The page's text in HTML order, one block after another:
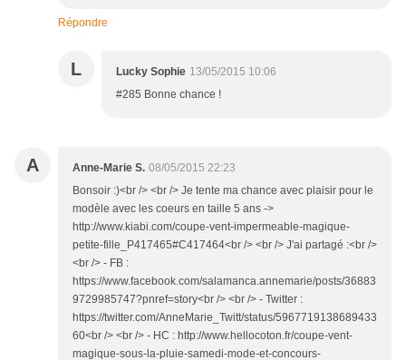
Répondre
L Lucky Sophie 13/05/2015 10:06
#285 Bonne chance !
A Anne-Marie S. 08/05/2015 22:23
Bonsoir :)<br /> <br /> Je tente ma chance avec plaisir pour le
modèle avec les coeurs en taille 5 ans ->
http://www.kiabi.com/coupe-vent-impermeable-magique-
petite-fille_P417465#C417464<br /> <br /> J'ai partagé :<br />
<br /> - FB :
https://www.facebook.com/salamanca.annemarie/posts/36883
9729985747?pnref=story<br /> <br /> - Twitter :
https://twitter.com/AnneMarie_Twitt/status/5967719138689433
60<br /> <br /> - HC : http://www.hellocoton.fr/coupe-vent-
magique-sous-la-pluie-samedi-mode-et-concours-